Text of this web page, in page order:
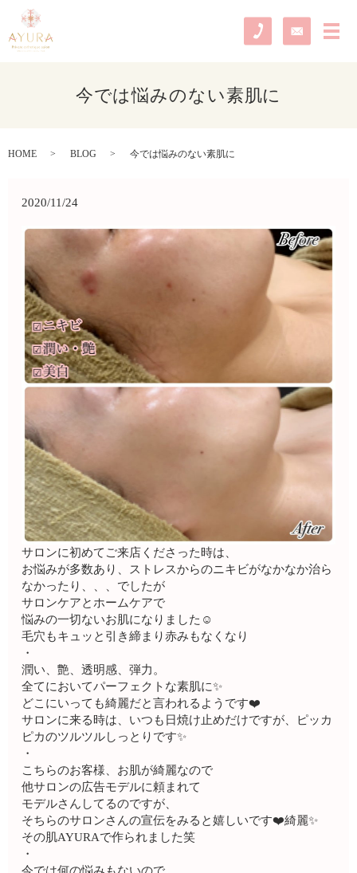
メ
今では悩みのない素肌に
HOME BLOG 今では悩みのない素肌に
2020/11/24
サロンに初めてご来店くださった時は、
お悩みが多数あり、ストレスからのニキビがなかなか治ら
なかったり、、、でしたが
サロンケアとホームケアで
悩みの一切ないお肌になりました☺️
毛穴もキュッと引き締まり赤みもなくなり
・
潤い、艶、透明感、弾力。
全てにおいてパーフェクトな素肌に✨
どこにいっても綺麗だと言われるようです❤️
サロンに来る時は、いつも日焼け止めだけですが、ピッカ
ピカのツルツルしっとりです✨
・
こちらのお客様、お肌が綺麗なので
他サロンの広告モデルに頼まれて
モデルさんしてるのですが、
そちらのサロンさんの宣伝をみると嬉しいです❤️綺麗✨
その肌AYURAで作られました笑
・